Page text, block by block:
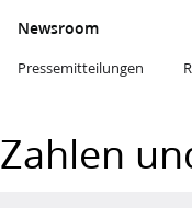
Newsroom
Pressemitteilungen
Zahlen